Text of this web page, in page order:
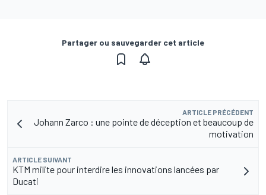
Partager ou sauvegarder cet article
ARTICLE PRÉCÉDENT
Johann Zarco : une pointe de déception et beaucoup de
motivation
ARTICLE SUIVANT
KTM milite pour interdire les innovations lancées par
Ducati